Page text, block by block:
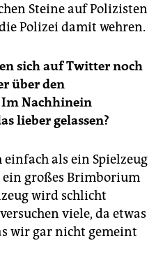
Steine auf Polizisten
Polizei damit wehren.
sich auf Twitter noch
über den
Im Nachhinein
lieber gelassen?
einfach als ein Spielzeug
großes Brimborium
wird schlicht
viele, da etwas
wir gar nicht gemeint